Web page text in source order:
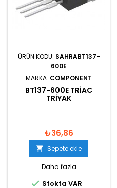
ÜRÜN KODU: SAHRABT137-
600E
MARKA: COMPONENT
BT137-600E TRIAC
TRIYAK
₺36,86
 Sepete ekle
Daha fazla
 Stokta VAR